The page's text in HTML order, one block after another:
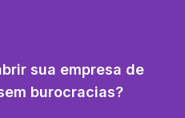
sua empresa de
burocracias?